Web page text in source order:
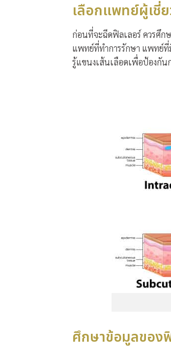
เลือกแพทย์ผู้เชี่
ก่อนที่จะฉีดฟิลเลอร์ ควรศึก
แพทย์ที่ทำการรักษา แพทย์ที่
รู้แขนงเส้นเลือดเพื่อป้องกัน
ศึกษาข้อมูลของ